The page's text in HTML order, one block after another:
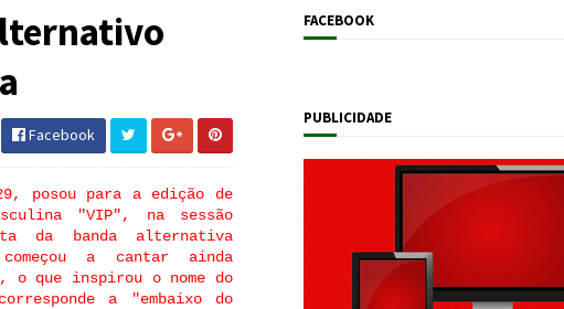
Facebook
posou para a edição de
"VIP", na sessão
da banda alternativa
a cantar ainda
o que inspirou o nome do
a "embaixo do
FACEBOOK
PUBLICIDADE